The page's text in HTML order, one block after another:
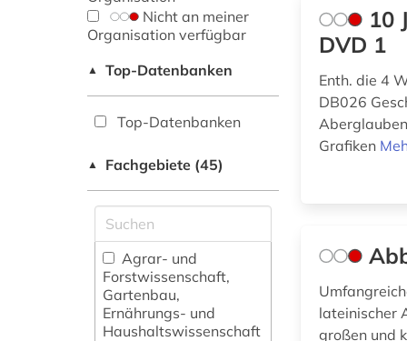
Nicht an meiner
Organisation verfügbar
▲ Top-Datenbanken
Top-Datenbanken
▲ Fachgebiete (45)
Agrar- und
Forstwissenschaft,
Gartenbau,
Ernährungs- und
Haushaltswissenschaft
10
DVD 1
Enth. die 4
DB026
Grafiken
lateinischer
großen und